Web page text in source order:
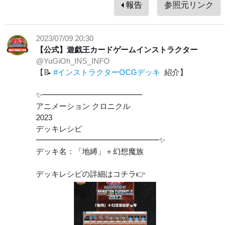
報告 参照元リンク
2023/07/09 20:30
【公式】遊戯王カードゲームインストラクター
@YuGiOh_INS_INFO
【📝 #インストラクターOCGデッキ 紹介】
✨━━━━━━━━━━━━━
アニメーション クロニクル
2023
デッキレシピ
━━━━━━━━━━━━━━━━✨
デッキ名：「地縛」＋幻想魔族
デッキレシピの詳細はコチラ👉